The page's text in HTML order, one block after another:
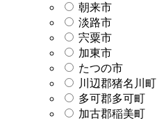
朝来市
淡路市
宍粟市
加東市
たつの市
川辺郡猪名川町
多可郡多可町
加古郡稲美町